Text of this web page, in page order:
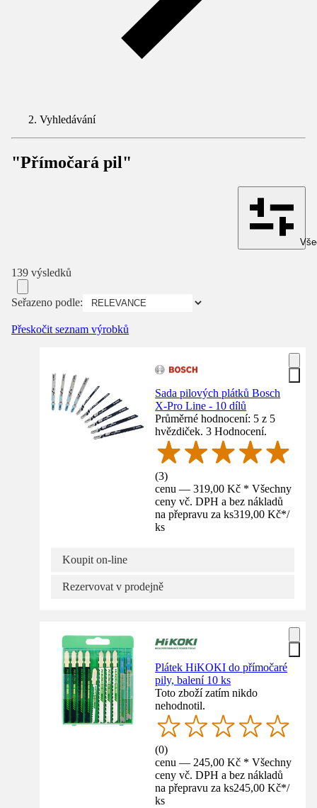
Vyhledávání
"Přímočará pil"
139 výsledků
Seřazeno podle:
Přeskočit seznam výrobků
Sada pilových plátků Bosch
X-Pro Line - 10 dílů
Průměrné hodnocení: 5 z 5
hvězdiček. 3 Hodnocení.
(3)
cenu — 319,00 Kč * Všechny
ceny vč. DPH a bez nákladů
na přepravu za ks319,00 Kč*/
ks
Koupit on-line
Rezervovat v prodejně
Plátek HiKOKI do přímočaré
pily, balení 10 ks
Toto zboží zatím nikdo
nehodnotil.
(0)
cenu — 245,00 Kč * Všechny
ceny vč. DPH a bez nákladů
na přepravu za ks245,00 Kč*/
ks